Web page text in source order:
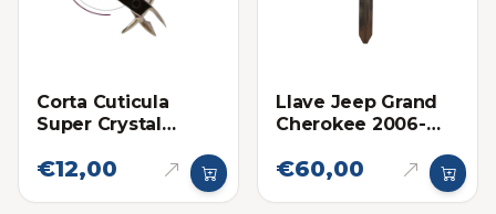
Corta Cuticula
Super Crystal
6"
€12,00
Llave Jeep Grand
Cherokee 2006-
€60,00